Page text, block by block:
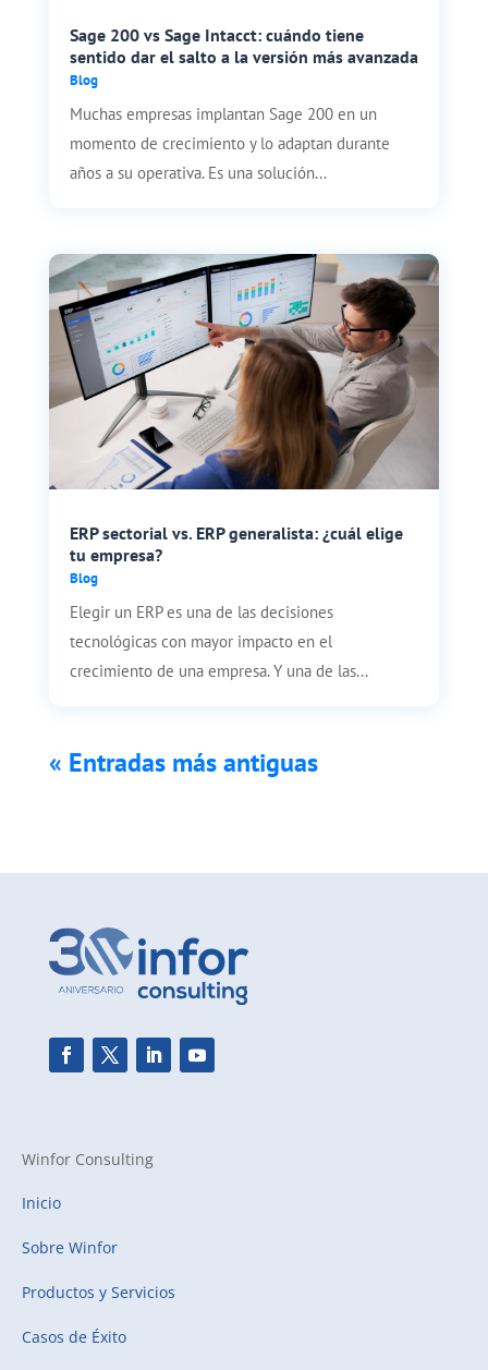
Sage 200 vs Sage Intacct: cuándo tiene
sentido dar el salto a la versión más avanzada
Blog
Muchas empresas implantan Sage 200 en un
momento de crecimiento y lo adaptan durante
años a su operativa. Es una solución...
ERP sectorial vs. ERP generalista: ¿cuál elige
tu empresa?
Blog
Elegir un ERP es una de las decisiones
tecnológicas con mayor impacto en el
crecimiento de una empresa. Y una de las...
« Entradas más antiguas
Winfor Consulting
Inicio
Sobre Winfor
Productos y Servicios
Casos de Éxito